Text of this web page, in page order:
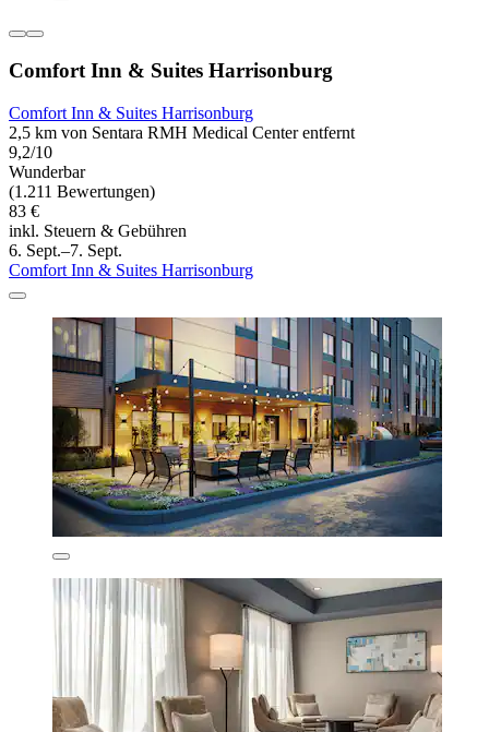
Comfort Inn & Suites Harrisonburg
Comfort Inn & Suites Harrisonburg
2,5 km von Sentara RMH Medical Center entfernt
9,2/10
Wunderbar
(1.211 Bewertungen)
83 €
inkl. Steuern & Gebühren
6. Sept.–7. Sept.
Comfort Inn & Suites Harrisonburg